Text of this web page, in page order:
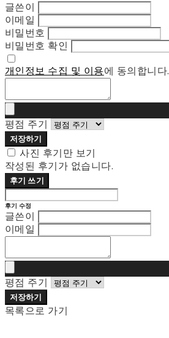
글쓴이
이메일
비밀번호
비밀번호 확인
개인정보 수집 및 이용에 동의합니다.
평점 주기
저장하기
사진 후기만 보기
작성된 후기가 없습니다.
후기 쓰기
후기 수정
글쓴이
이메일
평점 주기
저장하기
목록으로 가기